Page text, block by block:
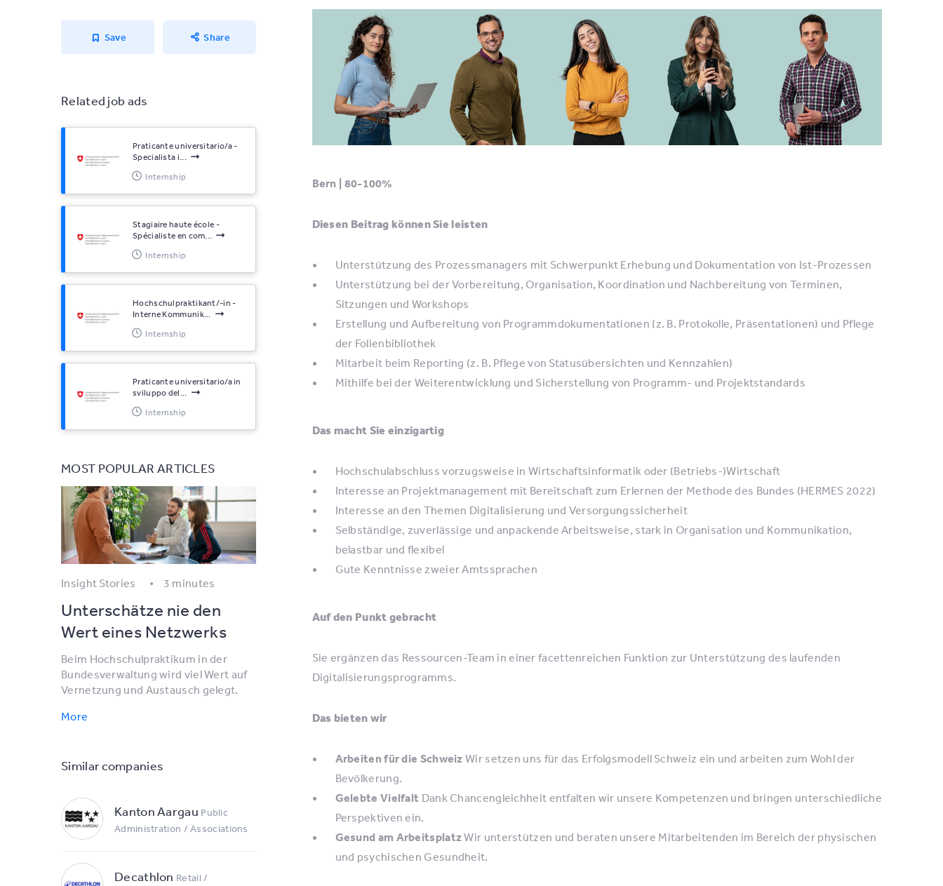
Save Share
Related job ads
Praticante universitario/a -
Specialista i...
Internship
Stagiaire haute école -
Spécialiste en com...
Internship
Hochschulpraktikant/-in -
Interne Kommunik...
Internship
Praticante universitario/a in
sviluppo del...
Internship
MOST POPULAR ARTICLES
Insight Stories 3 minutes
Unterschätze nie den
Wert eines Netzwerks
Beim Hochschulpraktikum in der
Bundesverwaltung wird viel Wert auf
Vernetzung und Austausch gelegt.
More
Similar companies
Kanton Aargau Public
Administration / Associations
Decathlon Retail /
Bern | 80-100%
Diesen Beitrag können Sie leisten
Unterstützung des Prozessmanagers mit Schwerpunkt Erhebung und Dokumentation von Ist-Prozessen
Unterstützung bei der Vorbereitung, Organisation, Koordination und Nachbereitung von Terminen,
Sitzungen und Workshops
Erstellung und Aufbereitung von Programmdokumentationen (z. B. Protokolle, Präsentationen) und Pflege
der Folienbibliothek
Mitarbeit beim Reporting (z. B. Pflege von Statusübersichten und Kennzahlen)
Mithilfe bei der Weiterentwicklung und Sicherstellung von Programm- und Projektstandards
Das macht Sie einzigartig
Hochschulabschluss vorzugsweise in Wirtschaftsinformatik oder (Betriebs-)Wirtschaft
Interesse an Projektmanagement mit Bereitschaft zum Erlernen der Methode des Bundes (HERMES 2022)
Interesse an den Themen Digitalisierung und Versorgungssicherheit
Selbständige, zuverlässige und anpackende Arbeitsweise, stark in Organisation und Kommunikation,
belastbar und flexibel
Gute Kenntnisse zweier Amtssprachen
Auf den Punkt gebracht
Sie ergänzen das Ressourcen-Team in einer facettenreichen Funktion zur Unterstützung des laufenden
Digitalisierungsprogramms.
Das bieten wir
Arbeiten für die Schweiz Wir setzen uns für das Erfolgsmodell Schweiz ein und arbeiten zum Wohl der
Bevölkerung.
Gelebte Vielfalt Dank Chancengleichheit entfalten wir unsere Kompetenzen und bringen unterschiedliche
Perspektiven ein.
Gesund am ArbeitsplatzWir unterstützen und beraten unsere Mitarbeitenden im Bereich der physischen
und psychischen Gesundheit.